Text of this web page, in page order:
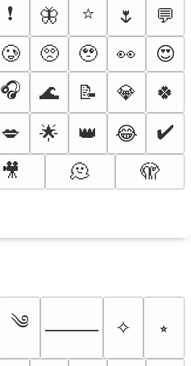
❗ 🦋 ⭐ 🌷
💬
🥲 🥺 🥹 👀
😍
🎧 🌊 📝 💎
🍀
💋 🌟 👑 😂
✔️
🎥 🫠 🫣
༄ ⸻ ✧ ⭒